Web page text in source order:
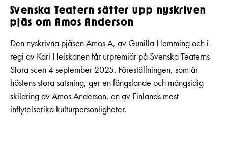
Svenska Teatern sätter upp nyskriven
pjäs om Amos Anderson
Den nyskrivna pjäsen Amos A, av Gunilla Hemming och i
regi av Kari Heiskanen får urpremiär på Svenska Teaterns
Stora scen 4 september 2025. Föreställningen, som är
höstens stora satsning, ger en fängslande och mångsidig
skildring av Amos Anderson, en av Finlands mest
inflytelserika kulturpersonligheter.